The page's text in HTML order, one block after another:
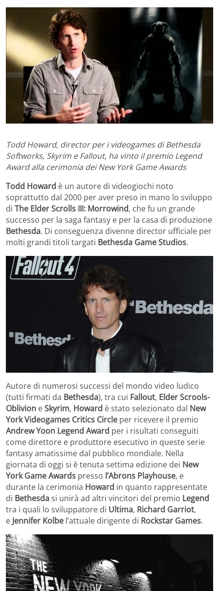
Todd Howard, director per i videogames di Bethesda
Softworks, Skyrim e Fallout, ha vinto il premio Legend
Award alla cerimonia dei New York Game Awards
Todd Howard è un autore di videogiochi noto
soprattutto dal 2000 per aver preso in mano lo sviluppo
di The Elder Scrolls III: Morrowind, che fu un grande
successo per la saga fantasy e per la casa di produzione
Bethesda. Di conseguenza divenne director ufficiale per
molti grandi titoli targati Bethesda Game Studios.
Autore di numerosi successi del mondo video ludico
(tutti firmati da Bethesda), tra cui Fallout, Elder Scrools-
Oblivion eSkyrim, Howard è stato selezionato dal New
York Videogames Critics Circle per ricevere il premio
Andrew Yoon Legend Award per i risultati conseguiti
come direttore e produttore esecutivo in queste serie
fantasy amatissime dal pubblico mondiale. Nella
giornata di oggi si è tenuta settima edizione dei New
York Game Awards presso l’Abrons Playhouse, e
durante la cerimonia Howard in quanto rappresentate
di Bethesdasi unirà ad altri vincitori del premio Legend
tra i quali lo sviluppatore di Ultima, Richard Garriot,
e Jennifer Kolbe l’attuale dirigente di Rockstar Games.